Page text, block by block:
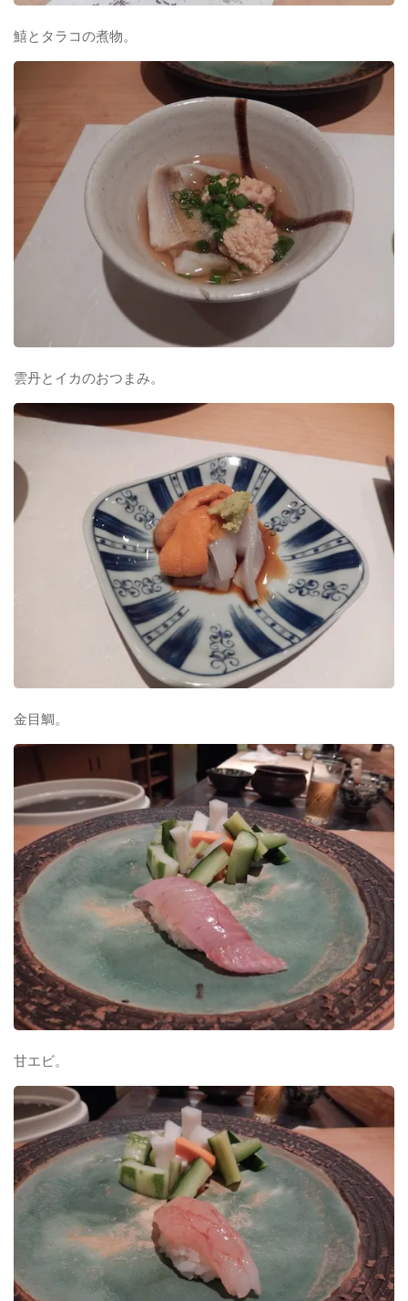
鱚とタラコの煮物。
雲丹とイカのおつまみ。
金目鯛。
甘エビ。